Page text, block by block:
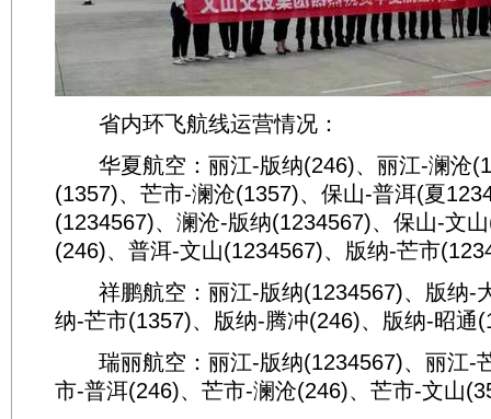
省内环飞航线运营情况：
华夏航空：丽江-版纳(246)、丽江-澜沧
(1357)、芒市-澜沧(1357)、保山-普洱(夏
(1234567)、澜沧-版纳(1234567)、保山-文
(246)、普洱-文山(1234567)、版纳-芒市
祥鹏航空：丽江-版纳(1234567)、版纳-
纳-芒市(1357)、版纳-腾冲(246)、版纳-昭通
瑞丽航空：丽江-版纳(1234567)、丽江-
市-普洱(246)、芒市-澜沧(246)、芒市-文山